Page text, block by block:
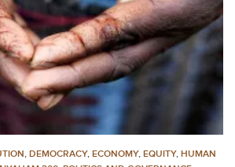
, DEMOCRACY, ECONOMY, EQUITY, HUMAN